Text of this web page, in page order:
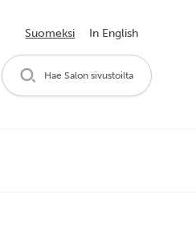
Suomeksi In English
Hae Salon sivustoilta